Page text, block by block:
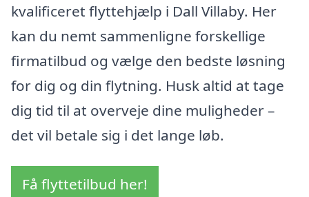
kvalificeret flyttehjælp i Dall Villaby. Her
kan du nemt sammenligne forskellige
firmatilbud og vælge den bedste løsning
for dig og din flytning. Husk altid at tage
dig tid til at overveje dine muligheder –
det vil betale sig i det lange løb.
Få flyttetilbud her!